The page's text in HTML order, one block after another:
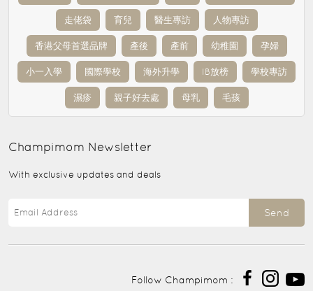
走佬袋 育兒 醫生專訪 人物專訪
香港父母首選品牌 產後 產前 幼稚園 孕婦
小一入學 國際學校 海外升學 IB放榜 學校專訪
濕疹 親子好去處 母乳 毛孩
Champimom Newsletter
With exclusive updates and deals
Send
Follow Champimom :